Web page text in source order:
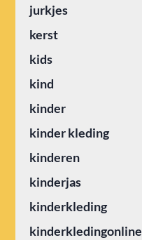
jurkjes
kerst
kids
kind
kinder
kinder kleding
kinderen
kinderjas
kinderkleding
kinderkledingonline